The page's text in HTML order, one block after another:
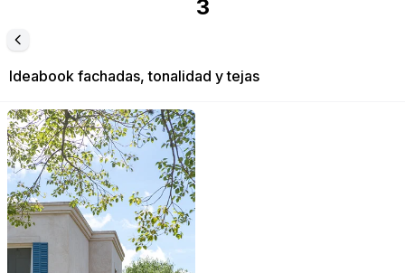
3
Ideabook fachadas, tonalidad y tejas